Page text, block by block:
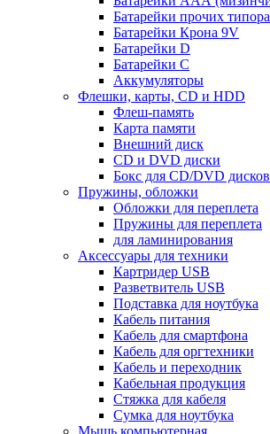
Батарейки прочих
Батарейки Крона 9V
Батарейки D
Батарейки С
Аккумуляторы
Флешки, карты, CD и HDD
Флеш-память
Карта памяти
Внешний диск
CD и DVD диски
Бокс для CD/DVD дисков
Пружины, обложки
Обложки для переплета
Пружины для переплета
для ламинирования
Аксессуары для техники
Картридер USB
Разветвитель USB
Подставка для ноутбука
Кабель питания
Кабель для смартфона
Кабель для оргтехники
Кабель и переходник
Кабельная продукция
Стяжка для кабеля
Сумка для ноутбука
Мышь компьютерная